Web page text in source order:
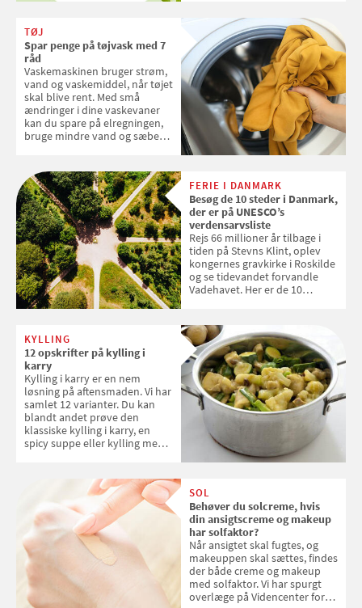
favoritter. Det fejrer Samvirke
med en quiz om alt det danske
frugt, vi elsker. Konkurrencen
slutter fredag d. 18. september
2026
TØJ
Spar penge på tøjvask med 7
råd
Vaskemaskinen bruger strøm,
vand og vaskemiddel, når tøjet
skal blive rent. Med små
ændringer i dine vaskevaner
kan du spare på elregningen,
bruge mindre vand og sæbe
enkle råd til at spare penge på
tøjvasken
FERIE I DANMARK
Besøg de 10 steder i Danmark,
der er på UNESCO’s
verdensarvsliste
Rejs 66 millioner år tilbage i
tiden på Stevns Klint, oplev
kongernes gravkirke i Roskilde
og se tidevandet forvandle
Vadehavet. Her er de 10
KYLLING
12 opskrifter på kylling i
karry
Kylling i karry er en nem
løsning på aftensmaden. Vi har
samlet 12 varianter. Du kan
blandt andet prøve den
klassiske kylling i karry, en
spicy suppe eller kylling med
SOL
Behøver du solcreme, hvis
din ansigtscreme og makeup
har solfaktor?
Når ansigtet skal fugtes, og
makeuppen skal sættes, findes
der både creme og makeup
med solfaktor. Vi har spurgt
overlæge på Videncenter for